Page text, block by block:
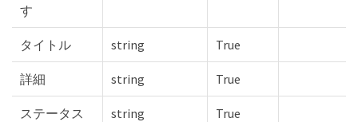
す
タイトル string True
詳細 string True
ステータス string True